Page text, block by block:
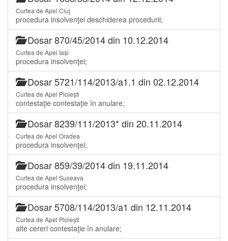
Curtea de Apel Cluj
procedura insolvenţei deschiderea procedurii;
Dosar 870/45/2014 din 10.12.2014
Curtea de Apel Iași
procedura insolvenţei;
Dosar 5721/114/2013/a1.1 din 02.12.2014
Curtea de Apel Ploiești
contestaţie contestaţie în anulare;
Dosar 8239/111/2013* din 20.11.2014
Curtea de Apel Oradea
procedura insolvenţei;
Dosar 859/39/2014 din 19.11.2014
Curtea de Apel Suceava
procedura insolvenţei;
Dosar 5708/114/2013/a1 din 12.11.2014
Curtea de Apel Ploiești
alte cereri contestaţie în anulare;